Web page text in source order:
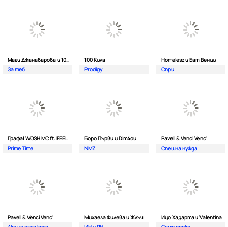
Маги Джанаварова и 100 Кила
За теб
100 Кила
Prodigy
Homelesz и Бат Венци
Спри
Графа| WOSH MC ft. FEEL
Prime Time
Боро Първи и Dim4ou
NMZ
Pavell & Venci Venc'
Спешна нужда
Pavell & Venci Venc'
Михаела Филева и Жлъч
Ицо Хазарта и Valentina